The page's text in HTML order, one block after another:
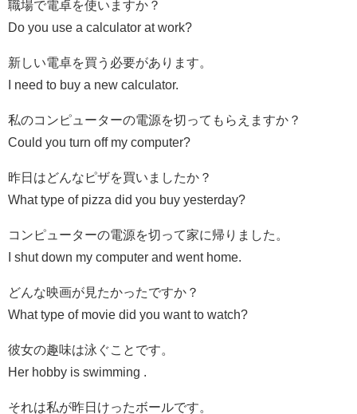
職場で電卓を使いますか？
Do you use a calculator at work?
新しい電卓を買う必要があります。
I need to buy a new calculator.
私のコンピューターの電源を切ってもらえますか？
Could you turn off my computer?
昨日はどんなピザを買いましたか？
What type of pizza did you buy yesterday?
コンピューターの電源を切って家に帰りました。
I shut down my computer and went home.
どんな映画が見たかったですか？
What type of movie did you want to watch?
彼女の趣味は泳ぐことです。
Her hobby is swimming .
それは私が昨日けったボールです。